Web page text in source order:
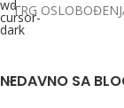
TRG
NEDAVNO SA